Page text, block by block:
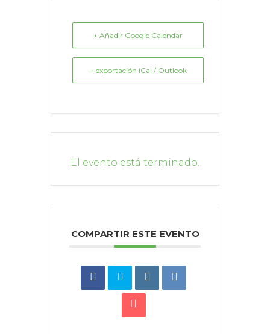
+ Añadir Google Calendar
+ exportación iCal / Outlook
El evento está terminado.
COMPARTIR ESTE EVENTO